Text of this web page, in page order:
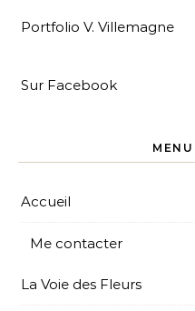
Portfolio V. Villemagne
Sur Facebook
Accueil
Me contacter
La Voie des Fleurs